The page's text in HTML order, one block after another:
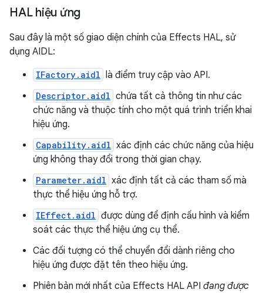
HAL hiệu ứng
Sau đây là một số giao diện chính của Effects HAL, sử
dụng AIDL:
IFactory.aidl là điểm truy cập vào API.
Descriptor.aidl chứa tất cả thông tin như các
chức năng và thuộc tính cho một quá trình triển khai
hiệu ứng.
Capability.aidl xác định các chức năng của hiệu
ứng không thay đổi trong thời gian chạy.
Parameter.aidl xác định tất cả các tham số mà
thực thể hiệu ứng hỗ trợ.
IEffect.aidl được dùng để định cấu hình và kiểm
soát các thực thể hiệu ứng cụ thể.
Các đối tượng có thể chuyển đổi dành riêng cho
hiệu ứng được đặt tên theo hiệu ứng.
Phiên bản mới nhất của Effects HAL API đang được